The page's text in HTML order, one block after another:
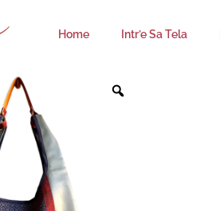
Home Intr’e Sa Tela